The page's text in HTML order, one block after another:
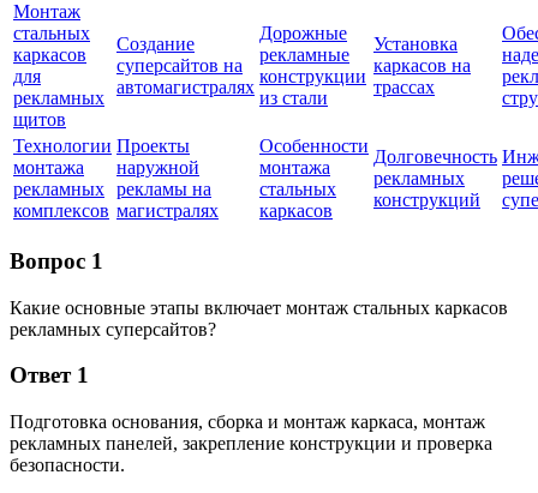
Монтаж
стальных
каркасов
для
рекламных
щитов
Создание
суперсайтов на
автомагистралях
Дорожные
рекламные
конструкции
из стали
Установка
каркасов на
трассах
Технологии
монтажа
рекламных
комплексов
Проекты
наружной
рекламы на
магистралях
Особенности
монтажа
стальных
каркасов
Долговечность
рекламных
конструкций
Вопрос 1
Какие основные этапы включает монтаж стальных каркасов
рекламных суперсайтов?
Ответ 1
Подготовка основания, сборка и монтаж каркаса, монтаж
рекламных панелей, закрепление конструкции и проверка
безопасности.